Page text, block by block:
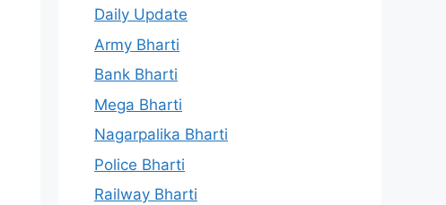
Daily Update
Army Bharti
Bank Bharti
Mega Bharti
Nagarpalika Bharti
Police Bharti
Railway Bharti